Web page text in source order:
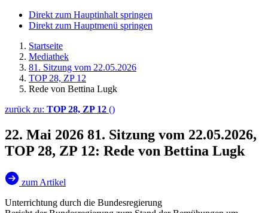
Direkt zum Hauptinhalt springen
Direkt zum Hauptmenü springen
Startseite
Mediathek
81. Sitzung vom 22.05.2026
TOP 28, ZP 12
Rede von Bettina Lugk
zurück zu: TOP 28, ZP 12 ()
22. Mai 2026 81. Sitzung vom 22.05.2026,
TOP 28, ZP 12: Rede von Bettina Lugk
zum Artikel
Unterrichtung durch die Bundesregierung